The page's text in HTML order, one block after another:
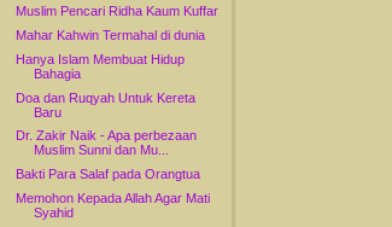
Muslim Pencari Ridha Kaum Kuffar
Mahar Kahwin Termahal di dunia
Hanya Islam Membuat Hidup
Bahagia
Doa dan Ruqyah Untuk Kereta
Baru
Dr. Zakir Naik - Apa perbezaan
Muslim Sunni dan Mu...
Bakti Para Salaf pada Orangtua
Memohon Kepada Allah Agar Mati
Syahid